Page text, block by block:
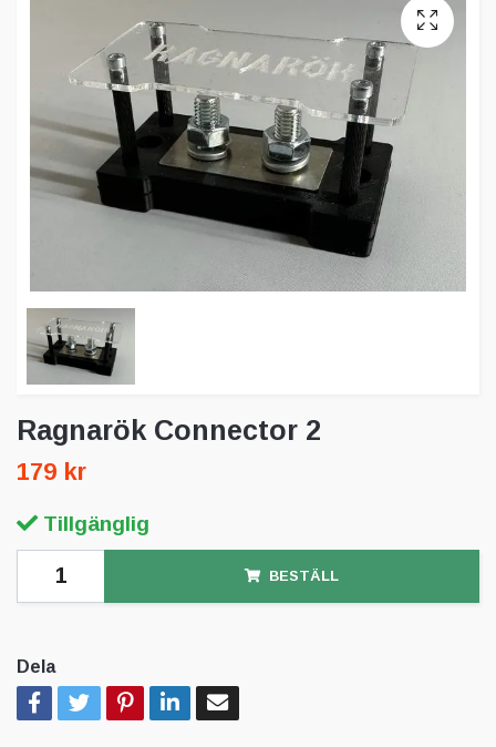
Ragnarök Connector 2
179 kr
Tillgänglig
BESTÄLL
Dela